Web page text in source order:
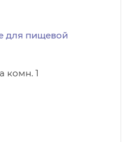
для пищевой
комн. 1